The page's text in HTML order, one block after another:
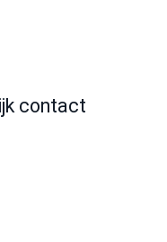
contact